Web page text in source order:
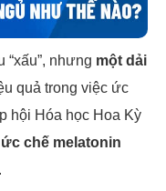
“xấu”, nhưng một dải
quả trong việc ức
hội Hóa học Hoa Kỳ
chế melatonin
.